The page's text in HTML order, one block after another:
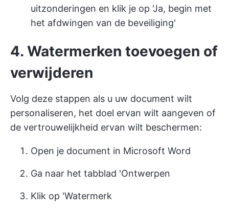
uitzonderingen en klik je op 'Ja, begin met
het afdwingen van de beveiliging'
4. Watermerken toevoegen of
verwijderen
Volg deze stappen als u uw document wilt
personaliseren, het doel ervan wilt aangeven of
de vertrouwelijkheid ervan wilt beschermen:
Open je document in Microsoft Word
Ga naar het tabblad 'Ontwerpen
Klik op 'Watermerk